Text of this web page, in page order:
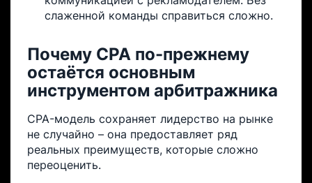
слаженной команды справиться сложно.
Почему CPA по-прежнему
остаётся основным
инструментом арбитражника
CPA-модель сохраняет лидерство на рынке
не случайно – она предоставляет ряд
реальных преимуществ, которые сложно
переоценить.